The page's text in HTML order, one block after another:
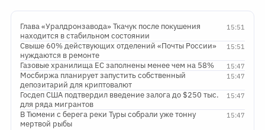
15:51
Глава «Уралдронзавода» Ткачук после покушения
находится в стабильном состоянии
15:51
Свыше 60% действующих отделений «Почты России»
нуждаются в ремонте
15:47
Газовые хранилища ЕС заполнены менее чем на 58%
15:47
Мосбиржа планирует запустить собственный
депозитарий для криптовалют
15:47
Госдеп США подтвердил введение залога до $250 тыс.
для ряда мигрантов
15:47
В Тюмени с берега реки Туры собрали уже тонну
мертвой рыбы